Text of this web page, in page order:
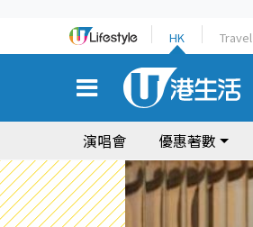
HK Travel
演唱會 優惠著數